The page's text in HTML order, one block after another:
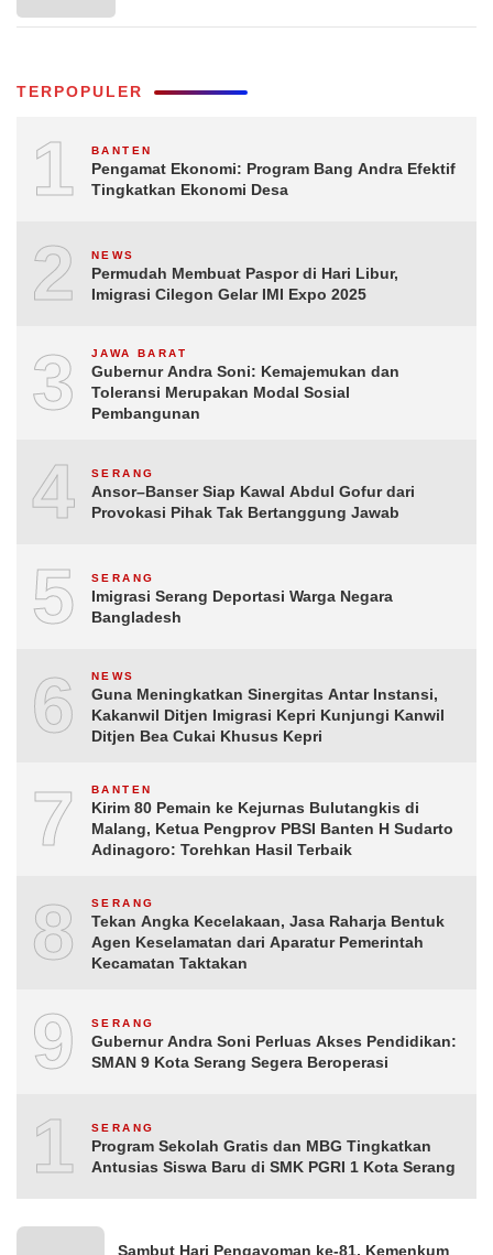
TERPOPULER
1 BANTEN
Pengamat Ekonomi: Program Bang Andra Efektif
Tingkatkan Ekonomi Desa
2 NEWS
Permudah Membuat Paspor di Hari Libur,
Imigrasi Cilegon Gelar IMI Expo 2025
3 JAWA BARAT
Gubernur Andra Soni: Kemajemukan dan
Toleransi Merupakan Modal Sosial
Pembangunan
4 SERANG
Ansor–Banser Siap Kawal Abdul Gofur dari
Provokasi Pihak Tak Bertanggung Jawab
5 SERANG
Imigrasi Serang Deportasi Warga Negara
Bangladesh
6 NEWS
Guna Meningkatkan Sinergitas Antar Instansi,
Kakanwil Ditjen Imigrasi Kepri Kunjungi Kanwil
Ditjen Bea Cukai Khusus Kepri
7 BANTEN
Kirim 80 Pemain ke Kejurnas Bulutangkis di
Malang, Ketua Pengprov PBSI Banten H Sudarto
Adinagoro: Torehkan Hasil Terbaik
8 SERANG
Tekan Angka Kecelakaan, Jasa Raharja Bentuk
Agen Keselamatan dari Aparatur Pemerintah
Kecamatan Taktakan
9 SERANG
Gubernur Andra Soni Perluas Akses Pendidikan:
SMAN 9 Kota Serang Segera Beroperasi
10SERANG
Program Sekolah Gratis dan MBG Tingkatkan
Antusias Siswa Baru di SMK PGRI 1 Kota Serang
Sambut Hari Pengayoman ke-81, Kemenkum